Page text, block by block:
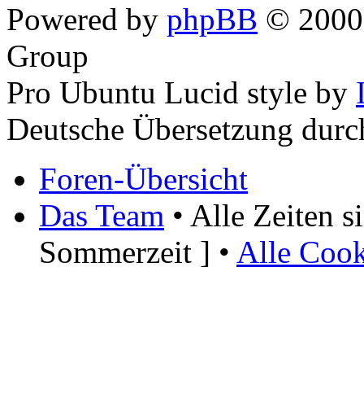
Powered by phpBB ©
Group
Pro Ubuntu Lucid style by
Deutsche Übersetzung
Foren-Übersicht
Das Team • Alle Zeiten
Sommerzeit ] • Alle